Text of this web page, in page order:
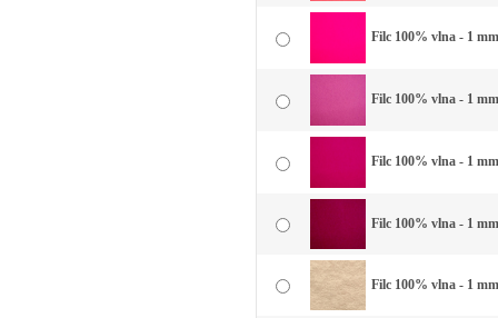
Filc 100% vlna - 1
Filc 100% vlna - 1
Filc 100% vlna - 1
Filc 100% vlna - 1
Filc 100% vlna - 1